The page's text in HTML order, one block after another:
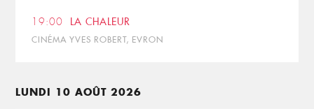
19:00 LA CHALEUR
CINÉMA YVES ROBERT, EVRON
LUNDI 10 AOÛT 2026